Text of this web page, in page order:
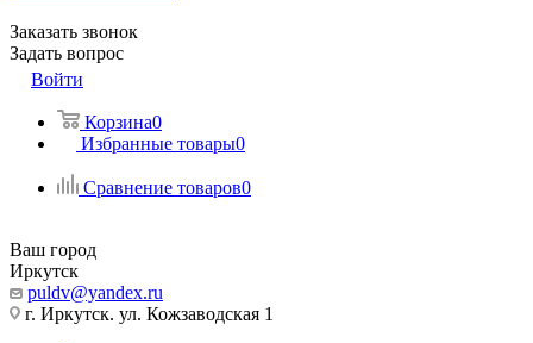
Заказать звонок
Задать вопрос
Войти
Корзина0
Избранные товары0
Сравнение товаров0
Ваш город
Иркутск
puldv@yandex.ru
г. Иркутск. ул. Кожзаводская 1